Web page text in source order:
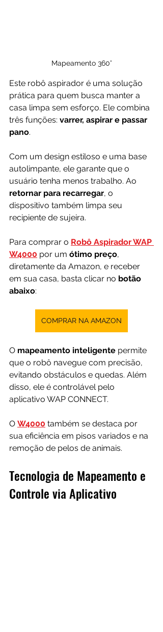
Mapeamento 360°
Este robô aspirador é uma solução
prática para quem busca manter a
casa limpa sem esforço. Ele combina
três funções: varrer, aspirar e passar
pano.
Com um design estiloso e uma base
autolimpante, ele garante que o
usuário tenha menos trabalho. Ao
retornar para recarregar, o
dispositivo também limpa seu
recipiente de sujeira.
Para comprar o Robô Aspirador WAP
W4000 por um ótimo preço,
diretamente da Amazon, e receber
em sua casa, basta clicar no botão
abaixo:
COMPRAR NA AMAZON
O mapeamento inteligente permite
que o robô navegue com precisão,
evitando obstáculos e quedas. Além
disso, ele é controlável pelo
aplicativo WAP CONNECT.
O W4000 também se destaca por
sua eficiência em pisos variados e na
remoção de pelos de animais.
Tecnologia de Mapeamento e
Controle via Aplicativo